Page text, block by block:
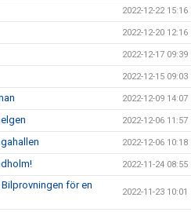
2022-12-22 15:16
2022-12-20 12:16
2022-12-17 09:39
2022-12-15 09:03
2022-12-09 14:07
2022-12-06 11:57
2022-12-06 10:18
2022-11-24 08:55
för en
2022-11-23 10:01